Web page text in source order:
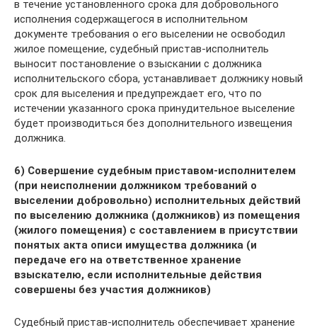
в течение установленного срока для добровольного
исполнения содержащегося в исполнительном
документе требования о его выселении не освободил
жилое помещение, судебный пристав-исполнитель
выносит постановление о взыскании с должника
исполнительского сбора, устанавливает должнику новый
срок для выселения и предупреждает его, что по
истечении указанного срока принудительное выселение
будет производиться без дополнительного извещения
должника.
6) Совершение судебным приставом-исполнителем
(при неисполнении должником требований о
выселении добровольно) исполнительных действий
по выселению должника (должников) из помещения
(жилого помещения) с составлением в присутствии
понятых акта описи имущества должника (и
передаче его на ответственное хранение
взыскателю, если исполнительные действия
совершены без участия должников)
Судебный пристав-исполнитель обеспечивает хранение